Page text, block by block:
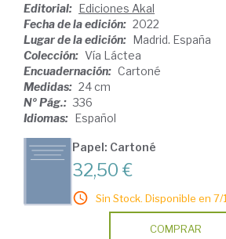
Editorial: Ediciones Akal
Fecha de la edición: 2022
Lugar de la edición: Madrid. España
Colección: Vía Láctea
Encuadernación: Cartoné
Medidas: 24 cm
Nº Pág.: 336
Idiomas: Español
Papel: Cartoné
32,50 €
Sin Stock. Disponible en 7/
COMPRAR